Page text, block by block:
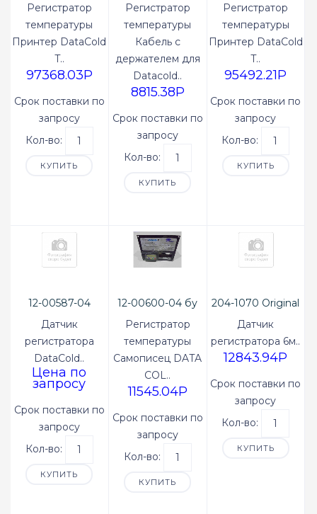
Регистратор
температуры
Принтер DataCold
T..
97368.03P
Срок поставки по
запросу
Кол-во:
КУПИТЬ
Регистратор
температуры
Кабель с
держателем для
Datacold..
8815.38P
Срок поставки по
запросу
Кол-во:
КУПИТЬ
Регистратор
температуры
Принтер DataCold
T..
95492.21P
Срок поставки по
запросу
Кол-во:
КУПИТЬ
12-00587-04
Датчик
регистратора
DataCold..
Цена по
запросу
Срок поставки по
запросу
Кол-во:
КУПИТЬ
12-00600-04 бу
Регистратор
температуры
Самописец DATA
COL..
11545.04P
Срок поставки по
запросу
Кол-во:
КУПИТЬ
204-1070 Original
Датчик
регистратора 6м..
12843.94P
Срок поставки по
запросу
Кол-во:
КУПИТЬ